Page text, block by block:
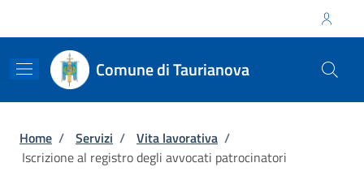
Comune di Taurianova
Briciole di pane
Home / Servizi / Vita lavorativa /
Iscrizione al registro degli avvocati patrocinatori